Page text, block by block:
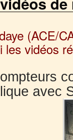
(ACE/
les vidéos
avec